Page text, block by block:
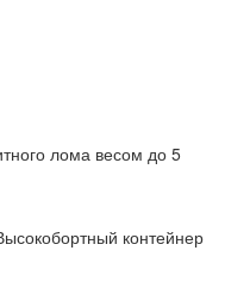
лома весом до 5
контейнер